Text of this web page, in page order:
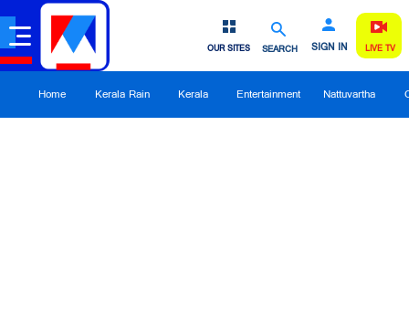
SEARCH SIGN IN
OUR SITES LIVE TV
Home Kerala Rain Kerala Entertainment Nattuvartha